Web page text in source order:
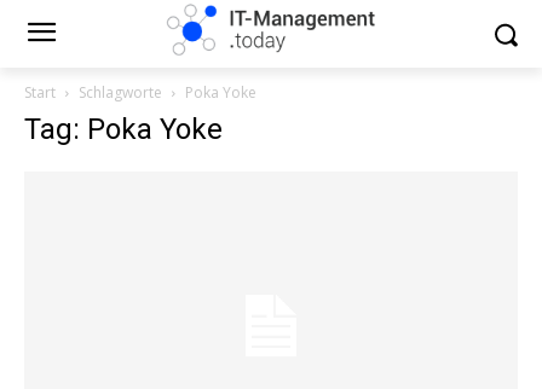
Start Schlagworte Poka Yoke
Tag: Poka Yoke